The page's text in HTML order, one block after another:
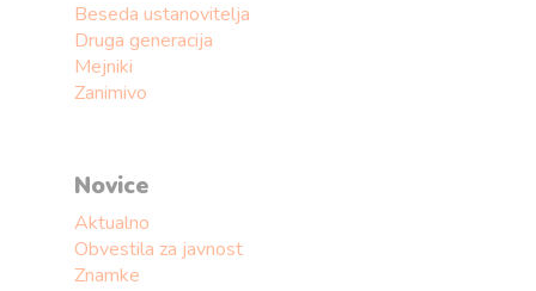
Beseda ustanovitelja
Druga generacija
Mejniki
Zanimivo
Novice
Aktualno
Obvestila za javnost
Znamke